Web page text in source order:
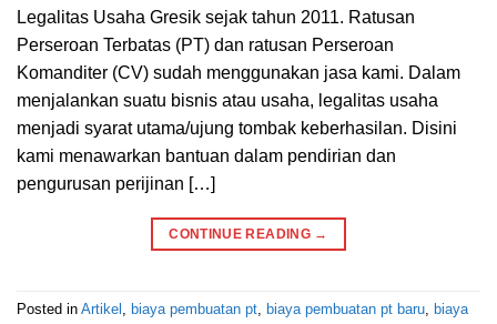
Legalitas Usaha Gresik sejak tahun 2011. Ratusan
Perseroan Terbatas (PT) dan ratusan Perseroan
Komanditer (CV) sudah menggunakan jasa kami. Dalam
menjalankan suatu bisnis atau usaha, legalitas usaha
menjadi syarat utama/ujung tombak keberhasilan. Disini
kami menawarkan bantuan dalam pendirian dan
pengurusan perijinan […]
CONTINUE READING →
Posted in Artikel biaya pembuatan pt biaya pembuatan pt baru
biaya